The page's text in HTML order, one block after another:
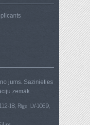
jums. Sazinieties
zemāk.
18, Rīga, LV-1069,